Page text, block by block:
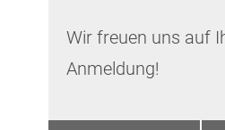
Wir freuen uns auf
Anmeldung!